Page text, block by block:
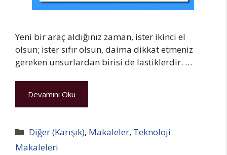
Yeni bir araç aldığınız zaman, ister ikinci el
olsun; ister sıfır olsun, daima dikkat etmeniz
gereken unsurlardan birisi de lastiklerdir. …
Devamını Oku
Kategoriler
Diğer (Karışık), Makaleler, Teknoloji
Makaleleri